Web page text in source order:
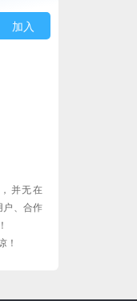
加入
并无在
户、合作
！